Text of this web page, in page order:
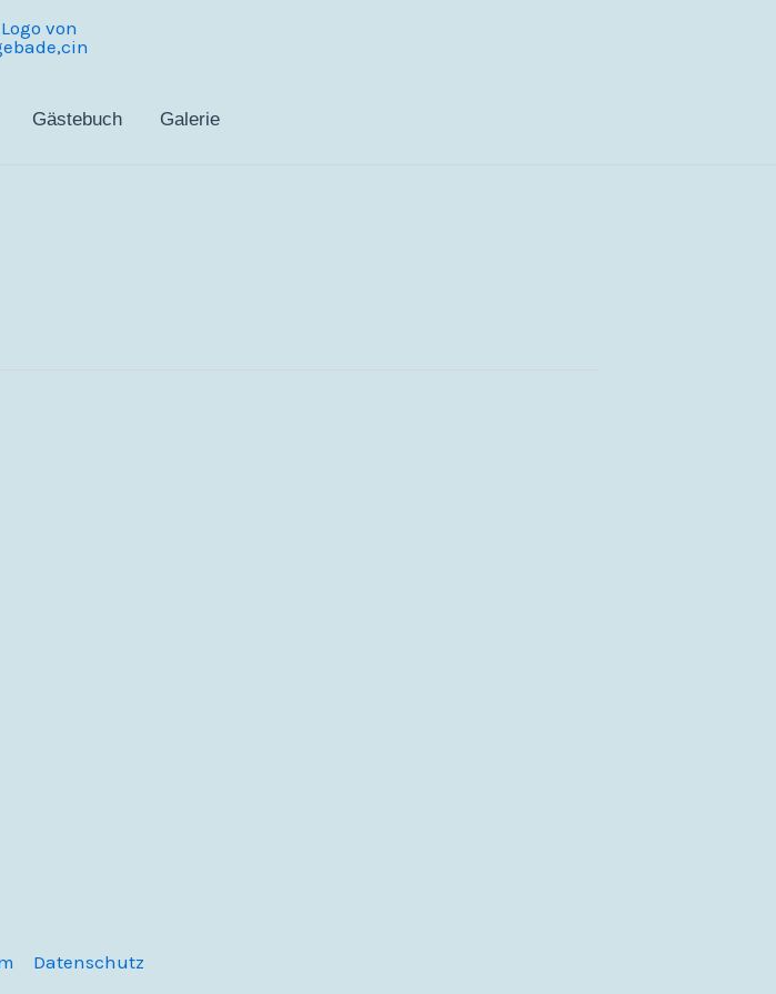
Gästebuch Galerie
Datenschutz